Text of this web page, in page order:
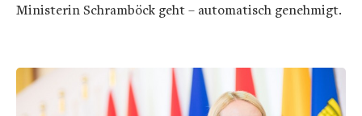
Ministerin Schramböck geht – automatisch genehmigt.